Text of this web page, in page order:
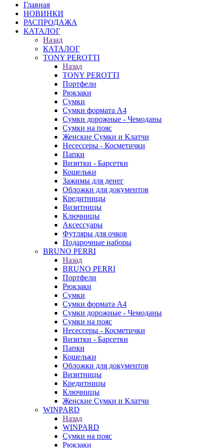
Главная
НОВИНКИ
РАСПРОДАЖА
КАТАЛОГ
Назад
КАТАЛОГ
TONY PEROTTI
Назад
TONY PEROTTI
Портфели
Рюкзаки
Сумки
Сумки формата А4
Сумки дорожные - Чемоданы
Сумки на пояс
Женские Сумки и Клатчи
Несессеры - Косметички
Папки
Визитки - Барсетки
Кошельки
Зажимы для денег
Обложки для документов
Кредитницы
Визитницы
Ключницы
Аксессуары
Футляры для очков
Подарочные наборы
BRUNO PERRI
Назад
BRUNO PERRI
Портфели
Рюкзаки
Сумки
Сумки формата А4
Сумки дорожные - Чемоданы
Сумки на пояс
Несессеры - Косметички
Визитки - Барсетки
Папки
Кошельки
Обложки для документов
Визитницы
Кредитницы
Ключницы
Женские Сумки и Клатчи
WINPARD
Назад
WINPARD
Сумки на пояс
Рюкзаки